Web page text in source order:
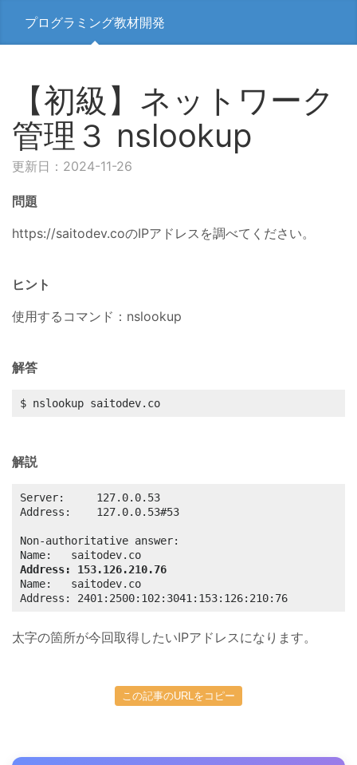
プログラミング教材開発
【初級】ネットワーク
管理３ nslookup
更新日：2024-11-26
問題
https://saitodev.coのIPアドレスを調べてください。
ヒント
使用するコマンド：nslookup
解答
$ nslookup saitodev.co
解説
Server:		127.0.0.53
Address:	127.0.0.53#53
Non-authoritative answer:
Address: 153.126.210.76
Name:	saitodev.co
Address: 2401:2500:102:3041:153:126:210:76
太字の箇所が今回取得したいIPアドレスになります。
この記事のURLをコピー